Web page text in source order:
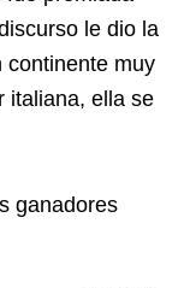
le dio la
continente muy
italiana, ella se
ganadores